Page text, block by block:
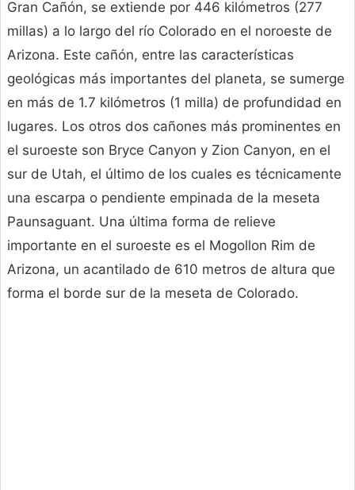
Gran Cañón, se extiende por 446 kilómetros (277
millas) a lo largo del río Colorado en el noroeste de
Arizona. Este cañón, entre las características
geológicas más importantes del planeta, se sumerge
en más de 1.7 kilómetros (1 milla) de profundidad en
lugares. Los otros dos cañones más prominentes en
el suroeste son Bryce Canyon y Zion Canyon, en el
sur de Utah, el último de los cuales es técnicamente
una escarpa o pendiente empinada de la meseta
Paunsaguant. Una última forma de relieve
importante en el suroeste es el Mogollon Rim de
Arizona, un acantilado de 610 metros de altura que
forma el borde sur de la meseta de Colorado.